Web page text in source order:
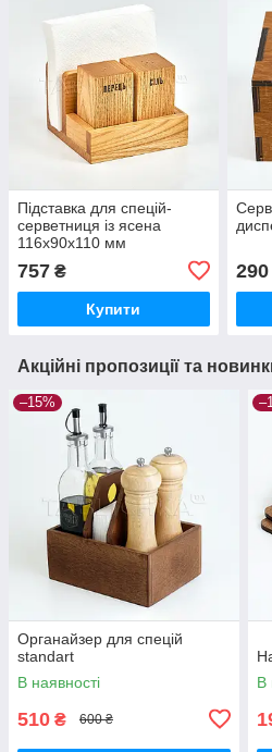
Підставка для спецій-
серветниця із ясена
116х90х110 мм
757 ₴
Купити
290
Акційні пропозиції та
–15%
Органайзер для спецій
standart
В наявності
510 ₴ 600 ₴
В